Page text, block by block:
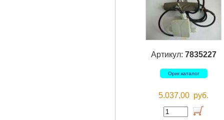
Артикул: 7835227
Ориг.каталог
5.037,00 руб.